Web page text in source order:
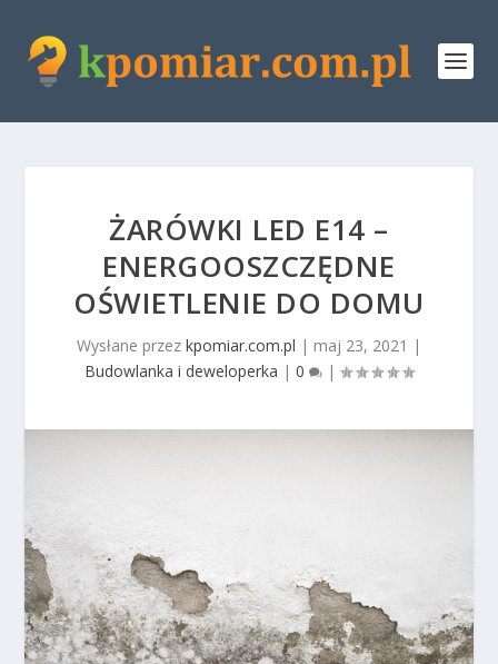
ŻARÓWKI LED E14 –
ENERGOOSZCZĘDNE
OŚWIETLENIE DO DOMU
Wysłane przez kpomiar.com.pl | maj 23, 2021 |
Budowlanka i deweloperka | 0 |